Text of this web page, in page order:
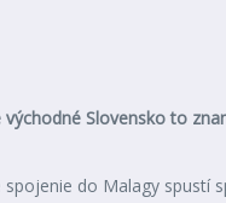
Slovensko to
do Malagy spustí